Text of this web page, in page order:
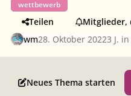
wettbewerb
Teilen
Mitglieder,
wm28. Oktober 20223 J. in
Neues Thema starten